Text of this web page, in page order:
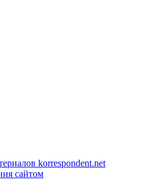
korrespondent.net
сайтом